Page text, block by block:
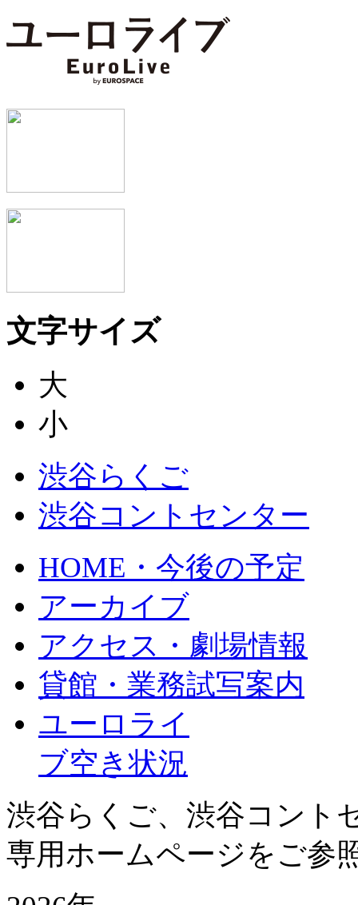
文字サイズ
大
小
渋谷らくご
渋谷コントセンター
HOME・今後の予定
アーカイブ
アクセス・劇場情報
貸館・業務試写案内
ユーロライ
ブ空き状況
渋谷らくご、渋谷コント
専用ホームページをご参